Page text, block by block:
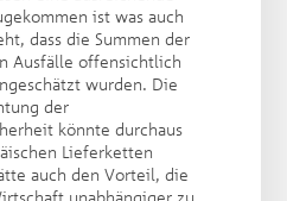
ist was auch
dass die Summen der
Ausfälle offensichtlich
wurden. Die
der
könnte durchaus
Lieferketten
auch den Vorteil, die